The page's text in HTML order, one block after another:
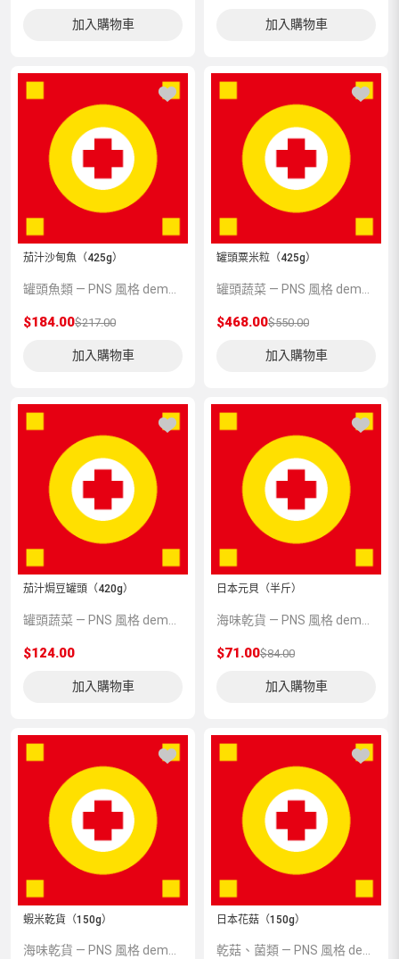
加入購物車 加入購物車
茄汁沙甸魚（425g）
$184.00$217.00
加入購物車
罐頭粟米粒（425g）
$468.00$550.00
加入購物車
茄汁焗豆罐頭（420g）
$124.00
加入購物車
日本元貝（半斤）
$71.00$84.00
加入購物車
蝦米乾貨（150g）
海味乾貨 — PNS 風格 demo 占位商品，方便首頁與分類頁版位演示，上線前由業務替換為真實 SKU。
日本花菇（150g）
乾菇、菌類 — PNS 風格 demo 占位商品，方便首頁與分類頁版位演示，上線前由業務替換為真實 SKU。